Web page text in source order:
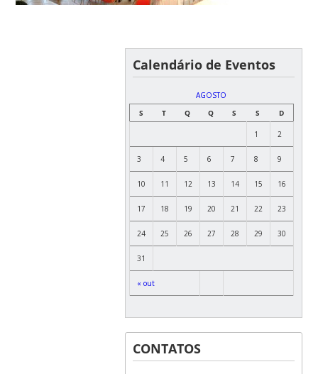
Calendário de Eventos
AGOSTO
S
T Q Q S S D
« out
1 2
3 4 5 6 7 8 9
10 11 12 13 14 15 16
17 18 19 20 21 22 23
24 25 26 27 28 29 30
31
CONTATOS